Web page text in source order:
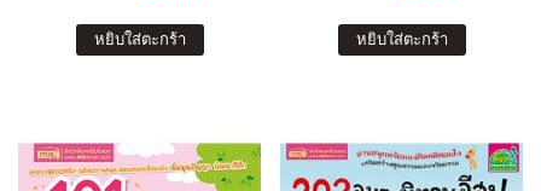
หยิบใส่ตะกร้า หยิบใส่ตะกร้า